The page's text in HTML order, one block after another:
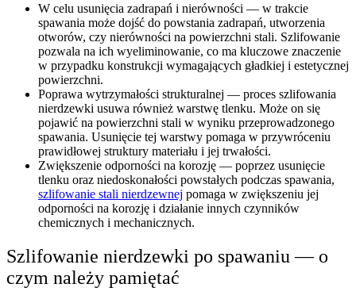
W celu usunięcia zadrapań i nierówności — w trakcie
spawania może dojść do powstania zadrapań, utworzenia
otworów, czy nierówności na powierzchni stali. Szlifowanie
pozwala na ich wyeliminowanie, co ma kluczowe znaczenie
w przypadku konstrukcji wymagających gładkiej i estetycznej
powierzchni.
Poprawa wytrzymałości strukturalnej — proces szlifowania
nierdzewki usuwa również warstwę tlenku. Może on się
pojawić na powierzchni stali w wyniku przeprowadzonego
spawania. Usunięcie tej warstwy pomaga w przywróceniu
prawidłowej struktury materiału i jej trwałości.
Zwiększenie odporności na korozję — poprzez usunięcie
tlenku oraz niedoskonałości powstałych podczas spawania,
szlifowanie stali nierdzewnej pomaga w zwiększeniu jej
odporności na korozję i działanie innych czynników
chemicznych i mechanicznych.
Szlifowanie nierdzewki po spawaniu — o
czym należy pamiętać